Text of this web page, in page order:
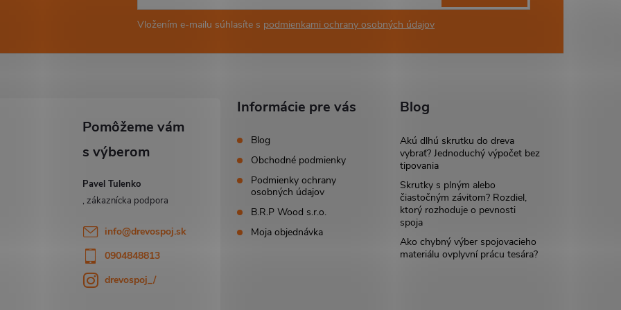
Vložením e-mailu súhlasíte s podmienkami ochrany osobných údajov
Pavel Tulenko
info@drevospoj.sk
0904848813
drevospoj_/
Informácie pre vás
Blog
Obchodné podmienky
Podmienky ochrany
osobných údajov
B.R.P Wood s.r.o.
Moja objednávka
Blog
Akú dlhú skrutku do dreva
vybrať? Jednoduchý výpočet bez
tipovania
Skrutky s plným alebo
čiastočným závitom? Rozdiel,
ktorý rozhoduje o pevnosti
spoja
Ako chybný výber spojovacieho
materiálu ovplyvní prácu tesára?